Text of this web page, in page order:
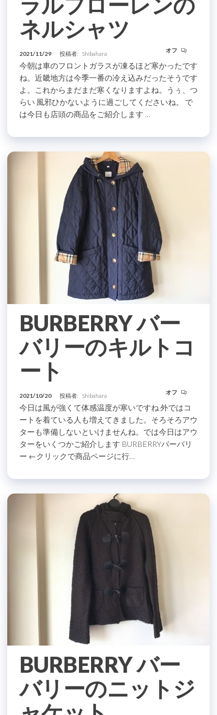
ネルシャツ
2021/11/29 投稿者: Shibahara オフ
今朝は車のフロントガラスが凍るほど寒かったです
ね。近畿地方は今季一番の冷え込みだったそうです
よ。これからまだまだ寒くなりますよね。うぅ、つ
らい 風邪ひかないように過ごしてくださいね。 で
は今日も店頭の商品をご紹介します …
BURBERRY バー
バリーのキルトコ
ート
2021/10/20 投稿者: Shibahara オフ
今日は風が強くて体感温度が寒いですね 外ではコ
ートを着ている人も増えてきました。そろそろアウ
ターも準備しないといけませんね。では今日はアウ
ターをいくつかご紹介します BURBERRYバーバリ
ー ←クリックで商品ページに行…
BURBERRY バー
バリーのニットジ